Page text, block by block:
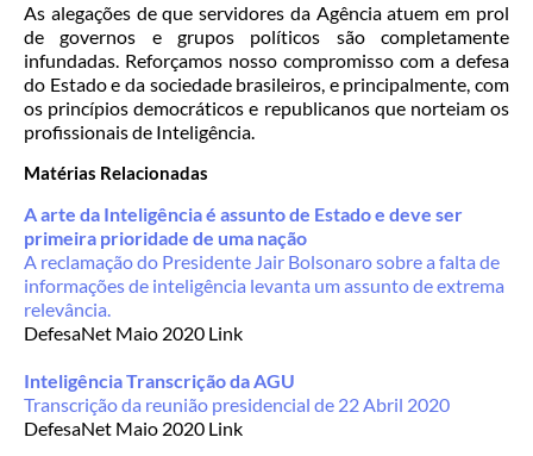
As alegações de que servidores da Agência atuem em prol
de governos e grupos políticos são completamente
infundadas. Reforçamos nosso compromisso com a defesa
do Estado e da sociedade brasileiros, e principalmente, com
os princípios democráticos e republicanos que norteiam os
profissionais de Inteligência.
Matérias Relacionadas
A arte da Inteligência é assunto de Estado e deve ser
primeira prioridade de uma nação
A reclamação do Presidente Jair Bolsonaro sobre a falta de
informações de inteligência levanta um assunto de extrema
relevância.
DefesaNet Maio 2020 Link
Inteligência Transcrição da AGU
Transcrição da reunião presidencial de 22 Abril 2020
DefesaNet Maio 2020 Link